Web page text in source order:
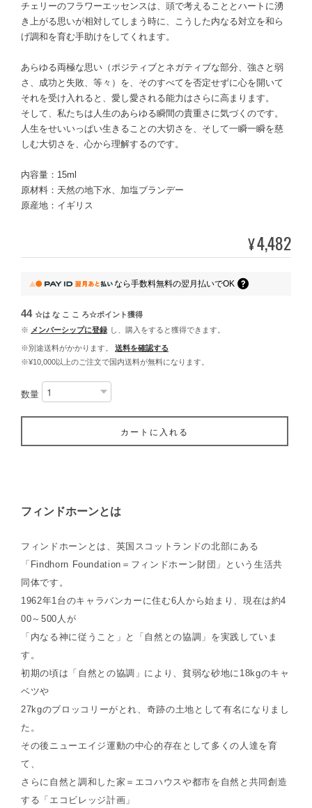
チェリーのフラワーエッセンスは、頭で考えることとハートに湧
き上がる思いが相対してしまう時に、こうした内なる対立を和ら
げ調和を育む手助けをしてくれます。
あらゆる両極な思い（ポジティブとネガティブな部分、強さと弱
さ、成功と失敗、等々）を、そのすべてを否定せずに心を開いて
それを受け入れると、愛し愛される能力はさらに高まります。
そして、私たちは人生のあらゆる瞬間の貴重さに気づくのです。
人生をせいいっぱい生きることの大切さを、そして一瞬一瞬を慈
しむ大切さを、心から理解するのです。
内容量：15ml
原材料：天然の地下水、加塩ブランデー
原産地：イギリス
¥4,482
なら手数料無料の翌月払いでOK
44 ☆は な こ こ ろ☆ポイント獲得
※ メンバーシップに登録 し、購入をすると獲得できます。
※別途送料がかかります。
送料を確認する
※¥10,000以上のご注文で国内送料が無料になります。
数量
カートに入れる
フィンドホーンとは
フィンドホーンとは、英国スコットランドの北部にある
「Findhorn Foundation＝フィンドホーン財団」という生活共
同体です。
1962年1台のキャラバンカーに住む6人から始まり、現在は約4
00～500人が
「内なる神に従うこと」と「自然との協調」を実践していま
す。
初期の頃は「自然との協調」により、貧弱な砂地に18kgのキャ
ベツや
27kgのブロッコリーがとれ、奇跡の土地として有名になりまし
た。
その後ニューエイジ運動の中心的存在として多くの人達を育
て、
さらに自然と調和した家＝エコハウスや都市を自然と共同創造
する「エコビレッジ計画」